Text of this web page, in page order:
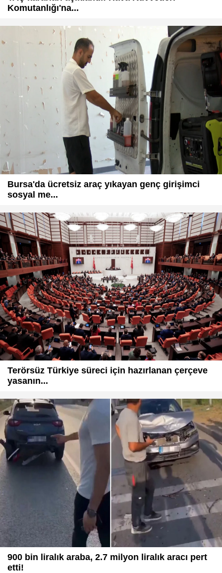
Komutanlığı'na...
Bursa'da ücretsiz araç yıkayan genç girişimci
sosyal me...
Terörsüz Türkiye süreci için hazırlanan çerçeve
yasanın...
900 bin liralık araba, 2.7 milyon liralık aracı pert
etti!